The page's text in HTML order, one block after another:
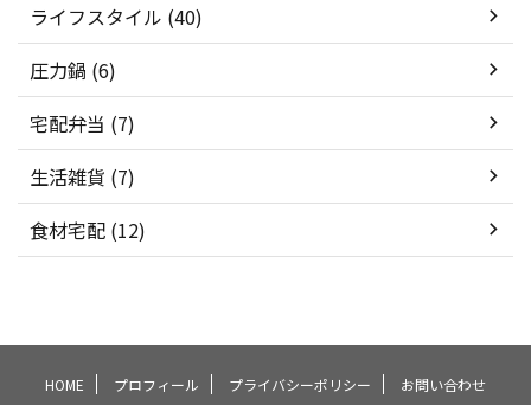
ライフスタイル (40)
圧力鍋 (6)
宅配弁当 (7)
生活雑貨 (7)
食材宅配 (12)
HOME プロフィール プライバシーポリシー お問い合わせ